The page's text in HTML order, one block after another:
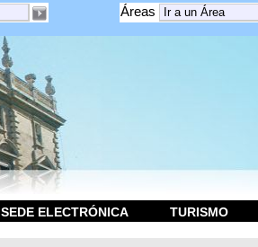
Áreas
SEDE ELECTRÓNICA TURISMO